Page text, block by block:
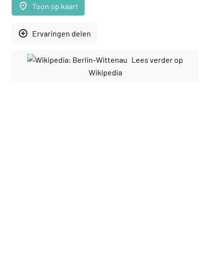
place Toon op kaart
add_circle_outline Ervaringen delen
Lees verder op
Wikipedia